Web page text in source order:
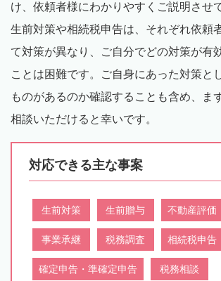
け、依頼者様にわかりやすくご説明させ
生前対策や相続税申告は、それぞれ依頼
て対策が異なり、ご自分でどの対策が有
ことは困難です。ご自身にあった対策と
ものがあるのか確認することも含め、ま
相談いただけると幸いです。
対応できる主な事案
生前対策 生前贈与 不動産評価
事業承継 税務調査 相続税申告
確定申告・準確定申告 税務相談